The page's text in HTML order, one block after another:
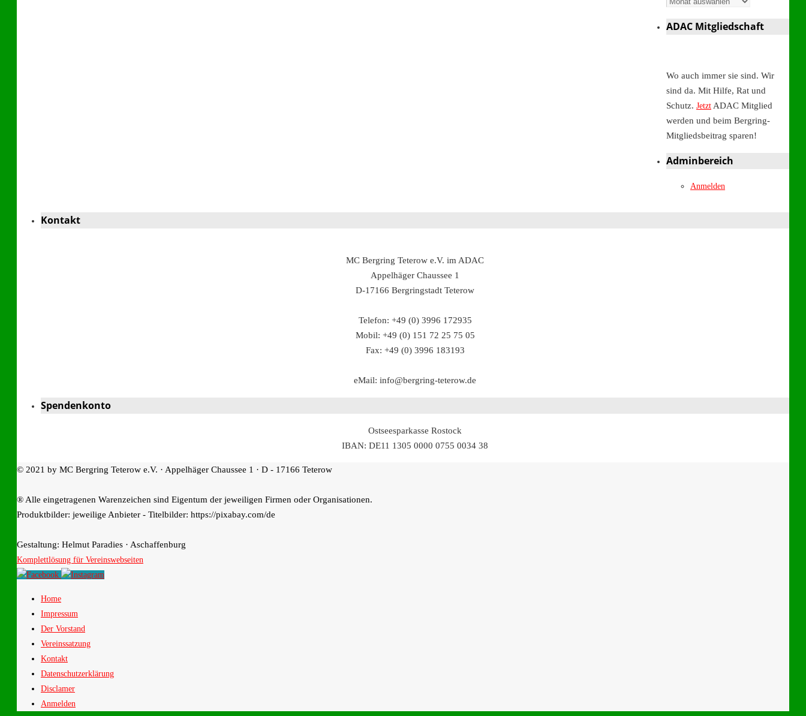
ADAC Mitgliedschaft
Wo auch immer sie sind. Wir
sind da. Mit Hilfe, Rat und
Schutz. Jetzt ADAC Mitglied
werden und beim Bergring-
Mitgliedsbeitrag sparen!
Adminbereich
Anmelden
Kontakt
MC Bergring Teterow e.V. im ADAC
Appelhäger Chaussee 1
D-17166 Bergringstadt Teterow
Telefon: +49 (0) 3996 172935
Mobil: +49 (0) 151 72 25 75 05
Fax: +49 (0) 3996 183193
eMail: info@bergring-teterow.de
Spendenkonto
Ostseesparkasse Rostock
IBAN: DE11 1305 0000 0755 0034 38
© 2021 by MC Bergring Teterow e.V. · Appelhäger Chaussee 1 · D - 17166 Teterow
® Alle eingetragenen Warenzeichen sind Eigentum der jeweiligen Firmen oder Organisationen.
Produktbilder: jeweilige Anbieter - Titelbilder: https://pixabay.com/de
Gestaltung: Helmut Paradies · Aschaffenburg
Komplettlösung für Vereinswebseiten
Home
Impressum
Der Vorstand
Vereinssatzung
Kontakt
Datenschutzerklärung
Disclamer
Anmelden